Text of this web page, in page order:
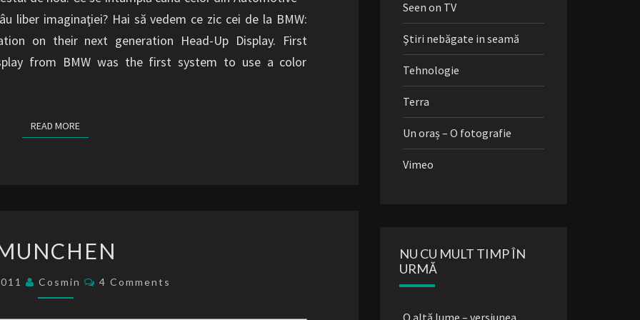
liber imaginaţiei? Hai să vedem ce zic cei de la BMW:
on their next generation Head-Up Display. First
from BMW was the first system to use a color
READ MORE
Cosmin Comments
4 Comments
Seen on TV
Ştiri nebăgate in seamă
Tehnologie
Terra
Un oraș – O fotografie
Vimeo
NU CU MULT TIMP ÎN
URMĂ
O altă lume – versiunea